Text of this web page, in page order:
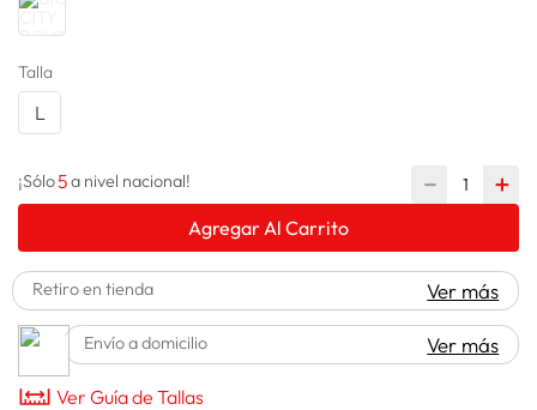
10.
Talla
L
¡Sólo5a nivel nacional! ＋
－
Agregar Al Carrito
Retiro en tienda Ver más
Envío a domicilio Ver más
Ver Guía de Tallas